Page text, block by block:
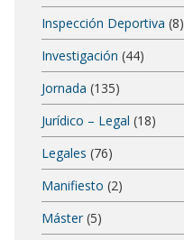
Inspección Deportiva (8)
Investigación (44)
Jornada (135)
Jurídico – Legal (18)
Legales (76)
Manifiesto (2)
Máster (5)